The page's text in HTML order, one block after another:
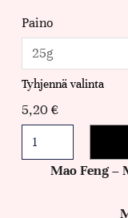
Paino
Tyhjennä valinta
5,20€
Mao Feng –